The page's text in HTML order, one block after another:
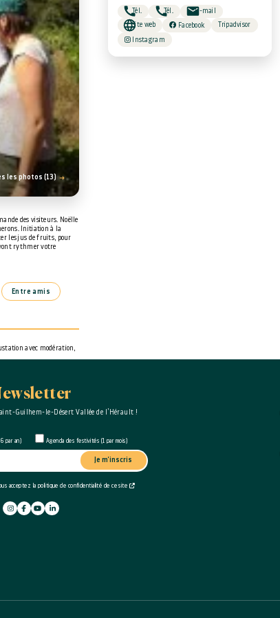
les photos (13)
des visiteurs. Noëlle
Initiation à la
les jus de fruits, pour
rythmer votre
avec modération,
Tél. Tél.
E-mail
Site web
Facebook Tripadvisor
Instagram
Entre amis
Guilhem-le-Désert Vallée de l’Hérault !
par an) Agenda des festivités (1 par mois)
acceptez la politique de confidentialité de ce site
Je m'inscris